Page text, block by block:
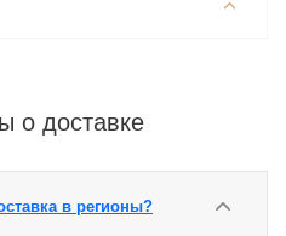
о доставке
в регионы?